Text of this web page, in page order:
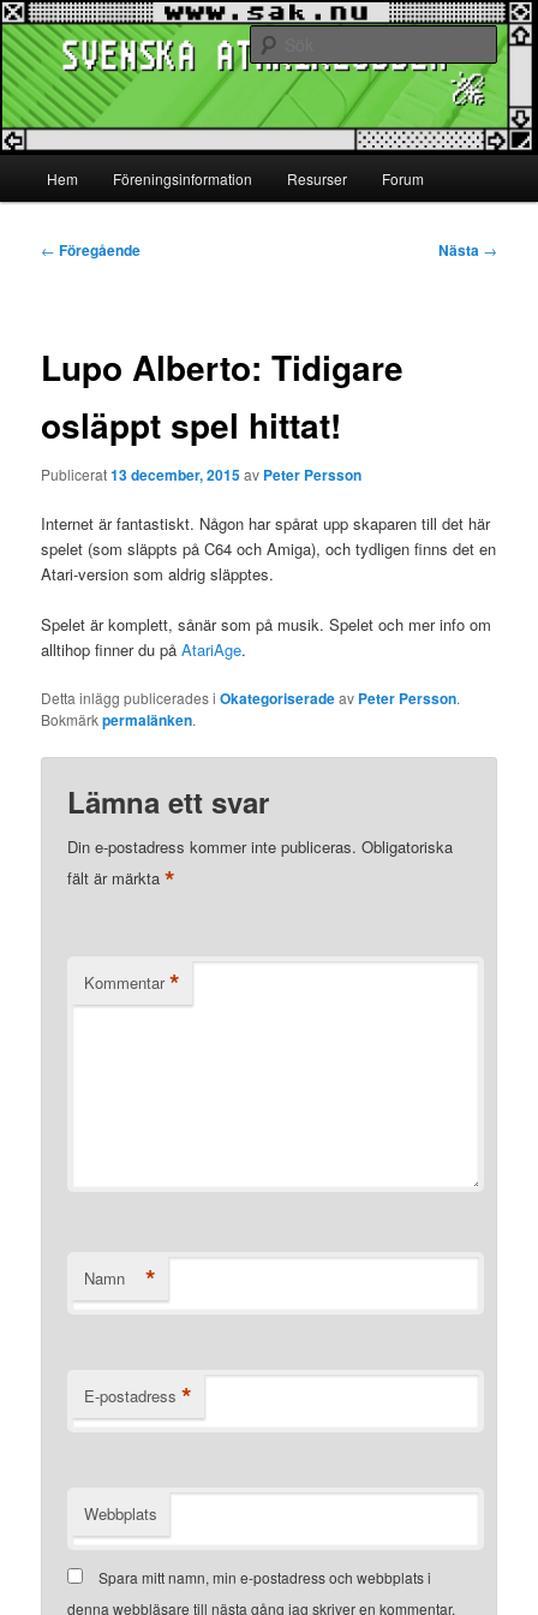
Hoppa
till
primärt
innehållSvenska Atariklubben
www.sak.nu
Sök
Hem Föreningsinformation Resurser Forum
Inläggsnavigering
← Föregående Nästa →
Lupo Alberto: Tidigare
osläppt spel hittat!
Publicerat13 december, 2015av Peter Persson
Internet är fantastiskt. Någon har spårat upp skaparen till det här
spelet (som släppts på C64 och Amiga), och tydligen finns det en
Atari-version som aldrig släpptes.
Spelet är komplett, sånär som på musik. Spelet och mer info om
alltihop finner du påAtariAge.
Detta inlägg publicerades iOkategoriseradeav Peter Persson.
Bokmärkpermalänken.
Lämna ett svar
Din e-postadress kommer inte publiceras. Obligatoriska
fält är märkta*
Kommentar *
Namn *
E-postadress *
Webbplats
Spara mitt namn, min e-postadress och webbplats i
denna webbläsare till nästa gång jag skriver en kommentar.